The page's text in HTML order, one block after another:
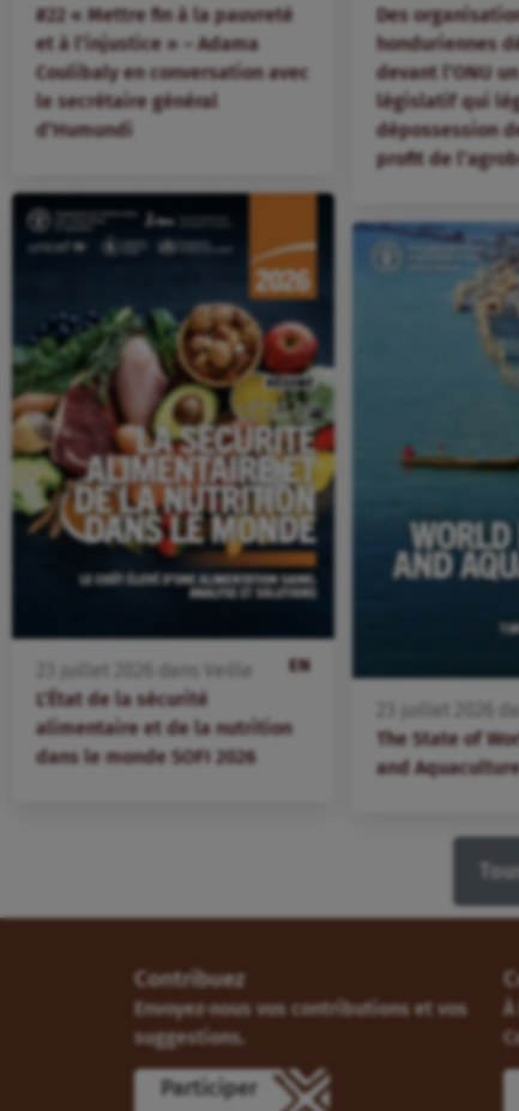
#22 « Mettre fin à la pauvreté
et à l’injustice » – Adama
Coulibaly en conversation avec
le secrétaire général
d’Humundi
Des
honduriennes
devant l’ONU
législatif qui
dépossession
profit de
EN
juillet dans
Veille
L’État de la sécurité
alimentaire et de la nutrition
dans le monde SOFI 2026
juillet
The State of
and
Contribuez
Envoyez-nous vos contributions et vos
suggestions.
Participer